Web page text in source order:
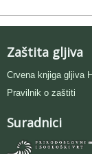
Zaštita gljiva
Crvena knjiga gljiva
Pravilnik o zaštiti
Suradnici